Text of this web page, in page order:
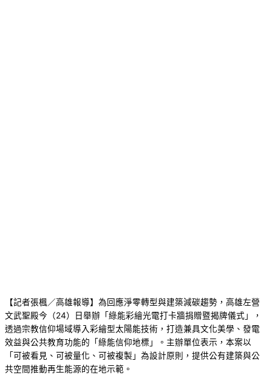
【記者張楓／高雄報導】為回應淨零轉型與建築減碳趨勢，高雄左營
文武聖殿今（24）日舉辦「綠能彩繪光電打卡牆捐贈暨揭牌儀式」，
透過宗教信仰場域導入彩繪型太陽能技術，打造兼具文化美學、發電
效益與公共教育功能的「綠能信仰地標」。主辦單位表示，本案以
「可被看見、可被量化、可被複製」為設計原則，提供公有建築與公
共空間推動再生能源的在地示範。